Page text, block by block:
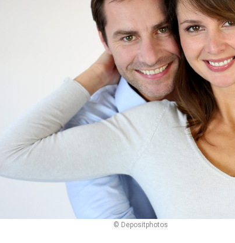
© Depositphotos